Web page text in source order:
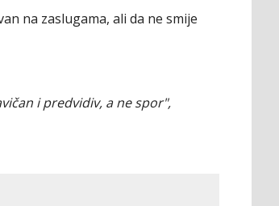
na zaslugama, ali da ne smije
i predvidiv, a ne spor",